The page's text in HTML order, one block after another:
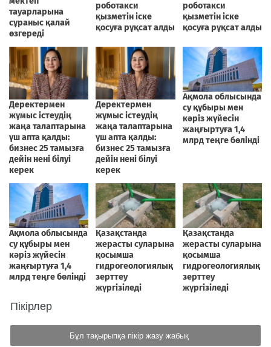
Пікірлер
Бұл тақырыпқа пікір жазу жабық